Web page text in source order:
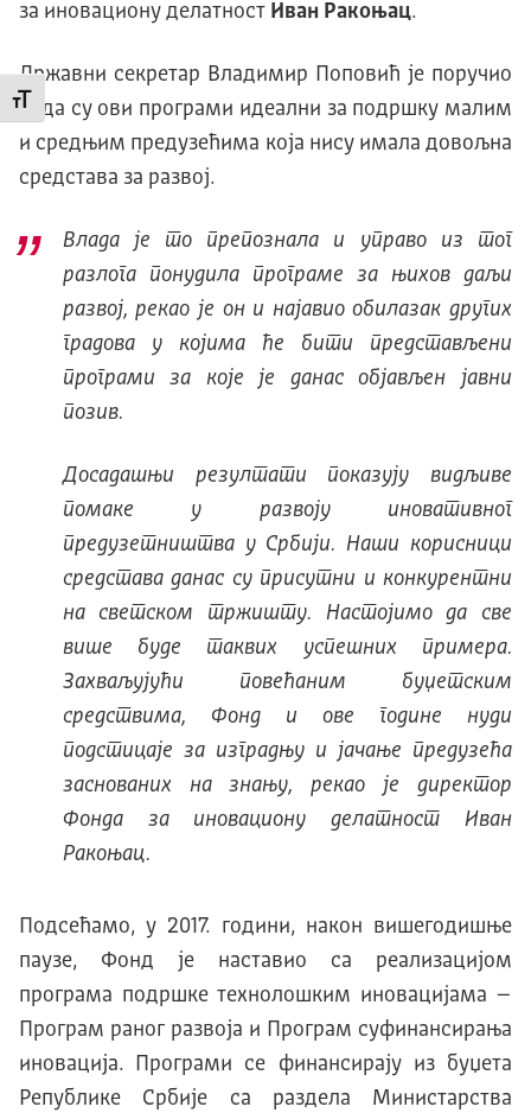
Промени величину слова
за иновациону делатност Иван Ракоњац.
Државни секретар Владимир Поповић је поручио
је да су ови програми идеални за подршку малим
и средњим предузећима која нису имала довољна
средстава за развој.
Влада је то препознала и управо из тог
разлога понудила програме за њихов даљи
развој, рекао је он и најавио обилазак других
градова у којима ће бити представљени
прoграми за које је данас објављен јавни
позив.
Досадашњи резултати показују видљиве
помаке у развоју иновативног
предузетништва у Србији. Наши корисници
средстава данас су присутни и конкурентни
на светском тржишту. Настојимо да све
више буде таквих успешних примера.
Захваљујући повећаним буџетским
средствима, Фонд и ове године нуди
подстицаје за изградњу и јачање предузећа
заснованих на знању, рекао је директор
Фонда за иновациону делатност Иван
Ракоњац.
Подсећамо, у 2017. години, након вишегодишње
паузе, Фонд је наставио са реализацијом
програма подршке технолошким иновацијама –
Програм раног развоја и Програм суфинансирања
иновација. Програми се финансирају из буџета
Републике Србије са раздела Министарства